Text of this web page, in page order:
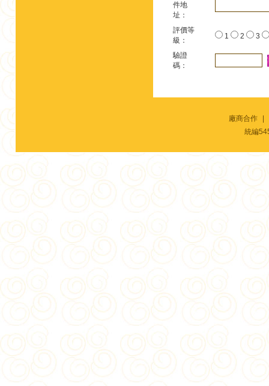
件地
址：
評價等
級：
1 2 3
驗證
碼：
廠商合作
統編